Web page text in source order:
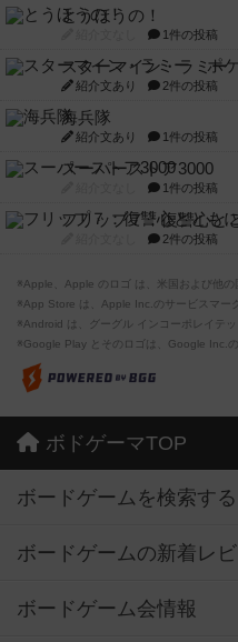
とうほうの！
1件の投稿
スターマイン・ラミー
紹介文あり 2件の投稿
海兵隊
紹介文あり 1件の投稿
スーパーストア3000
1件の投稿
フリップ７：復讐心と
2件の投稿
※Apple、Apple のロゴ は、米国および他の
※App Store は、Apple Inc.のサービスマー
※Android は、グーグル インコーポレイテッ
※Google Play とそのロゴは、Google Inc.の
ボドゲーマTOP
ボードゲームを検索する
ボードゲームの新着レ
ボードゲーム会情報